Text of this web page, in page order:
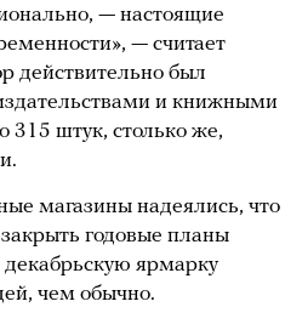
— настоящие
— считает
действительно был
и книжными
штук, столько же,
магазины надеялись, что
годовые планы
ярмарку
чем обычно.